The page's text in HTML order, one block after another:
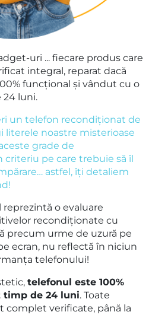
uri ... fiecare produs care
integral, reparat dacă
funcțional și vândut cu o
24 luni.
un telefon recondiționat de
literele noastre misterioase
grade de
pe care trebuie să îl
astfel, îți detaliem
reprezintă o evaluare
recondiționate cu
precum urme de uzură pe
ecran, nu reflectă în niciun
telefonului!
telefonul este 100%
de 24 luni. Toate
complet verificate, până la